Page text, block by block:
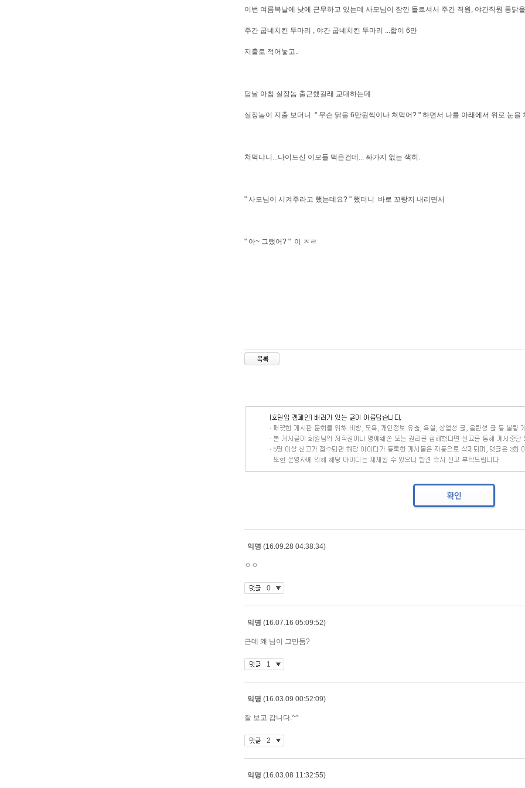
이번 여름복날에 낮에 근무하고 있는데 사모님이 잠깐 들르셔서 주간 직원, 야간직원 통닭
주간 굽네치킨 두마리 , 야간 굽네치킨 두마리 ...합이 6만
지출로 적어놓고..
담날 아침 실장놈 출근했길래 교대하는데
실장놈이 지출 보더니 " 무슨 닭을 6만원씩이나 쳐먹어? " 하면서 나를 아래에서 위로 눈을
쳐먹냐니...나이드신 이모들 먹은건데... 싸가지 없는 색히.
" 사모님이 시켜주라고 했는데요? " 했더니 바로 꼬랑지 내리면서
" 아~ 그랬어? " 이 ㅈㄹ